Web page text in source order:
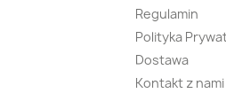
OstrzeszówRegulamin
Polityka
Dostawa
Kontakt z nami